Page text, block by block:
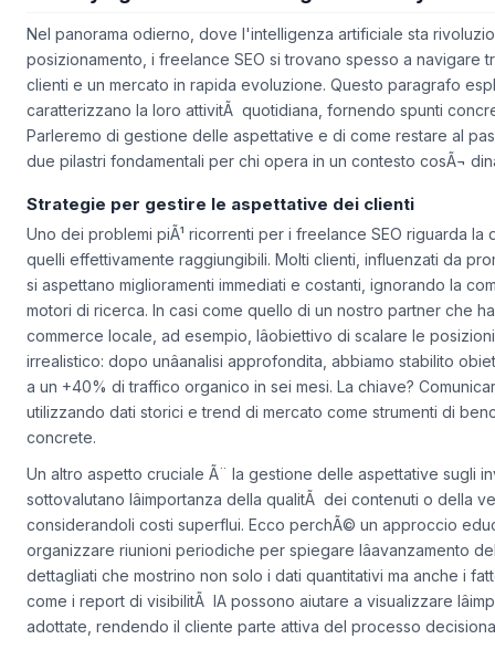
Nel panorama odierno, dove l'intelligenza artificiale sta
posizionamento, i freelance SEO si trovano spesso a navigare
clienti e un mercato in rapida evoluzione. Questo paragrafo
caratterizzano la loro attivitÃ quotidiana, fornendo spunti
Parleremo di gestione delle aspettative e di come restare al
Strategie per gestire le aspettative dei clienti
Uno dei problemi piÃ¹ ricorrenti per i freelance SEO riguarda la
quelli effettivamente raggiungibili. Molti clienti, influenzati da
si aspettano miglioramenti immediati e costanti, ignorando la
motori di ricerca. In casi come quello di un nostro partner che
commerce locale, ad esempio, lâobiettivo di scalare le
irrealistico: dopo unâanalisi approfondita, abbiamo stabilito
a un +40% di traffico organico in sei mesi. La chiave?
utilizzando dati storici e trend di mercato come strumenti di
concrete.
Un altro aspetto cruciale Ã¨ la gestione delle aspettative sugli
sottovalutano lâimportanza della qualitÃ dei contenuti o della
considerandoli costi superflui. Ecco perchÃ© un approccio
organizzare riunioni periodiche per spiegare lâavanzamento
dettagliati che mostrino non solo i dati quantitativi ma anche i
come i report di visibilitÃ IA possono aiutare a visualizzare